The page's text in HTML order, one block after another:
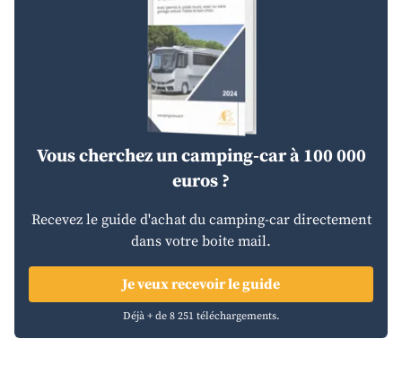
Vous cherchez un camping-car à 100 000
euros ?
Recevez le guide d'achat du camping-car directement
dans votre boite mail.
Je veux recevoir le guide
Déjà + de 8 251 téléchargements.